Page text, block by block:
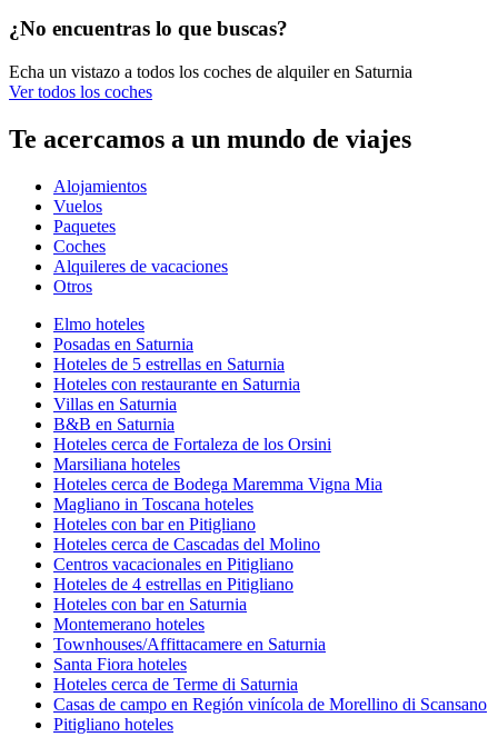
¿No encuentras lo que buscas?
Echa un vistazo a todos los coches de alquiler en Saturnia
Ver todos los coches
Te acercamos a un mundo de viajes
Alojamientos
Vuelos
Paquetes
Coches
Alquileres de vacaciones
Otros
Elmo hoteles
Posadas en Saturnia
Hoteles de 5 estrellas en Saturnia
Hoteles con restaurante en Saturnia
Villas en Saturnia
B&B en Saturnia
Hoteles cerca de Fortaleza de los Orsini
Marsiliana hoteles
Hoteles cerca de Bodega Maremma Vigna Mia
Magliano in Toscana hoteles
Hoteles con bar en Pitigliano
Hoteles cerca de Cascadas del Molino
Centros vacacionales en Pitigliano
Hoteles de 4 estrellas en Pitigliano
Hoteles con bar en Saturnia
Montemerano hoteles
Townhouses/Affittacamere en Saturnia
Santa Fiora hoteles
Hoteles cerca de Terme di Saturnia
Casas de campo en Región vinícola de Morellino di Scansano
Pitigliano hoteles